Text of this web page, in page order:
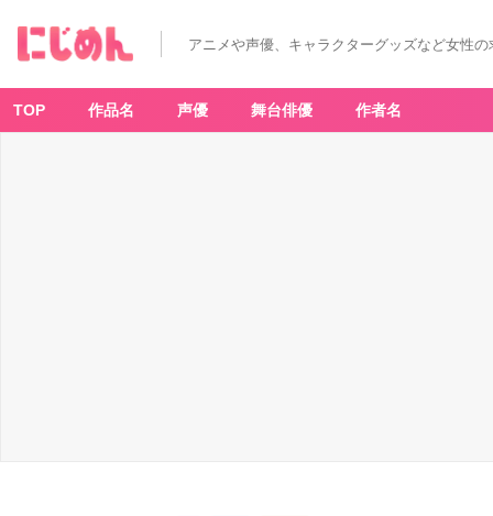
アニメや声優、キャラクターグッズなど女性
TOP 作品名 声優 舞台俳優 作者名